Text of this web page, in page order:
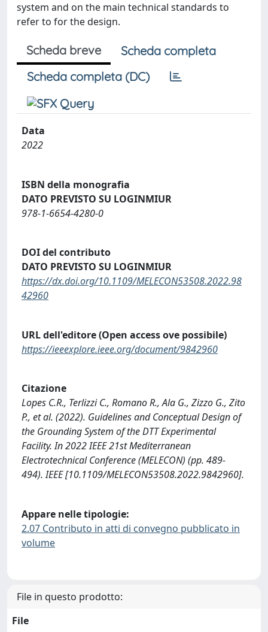
system and on the main technical standards to
refer to for the design.
Scheda breve
Scheda completa
Scheda completa (DC)
Data
2022
ISBN della monografia
DATO PREVISTO SU LOGINMIUR
978-1-6654-4280-0
DOI del contributo
DATO PREVISTO SU LOGINMIUR
https://dx.doi.org/10.1109/MELECON53508.2022.98
42960
URL dell'editore (Open access ove possibile)
https://ieeexplore.ieee.org/document/9842960
Citazione
Lopes C.R., Terlizzi C., Romano R., Ala G., Zizzo G., Zito
P., et al. (2022). Guidelines and Conceptual Design of
the Grounding System of the DTT Experimental
Facility. In 2022 IEEE 21st Mediterranean
Electrotechnical Conference (MELECON) (pp. 489-
494). IEEE [10.1109/MELECON53508.2022.9842960].
Appare nelle tipologie:
2.07 Contributo in atti di convegno pubblicato in
volume
File in questo prodotto:
File